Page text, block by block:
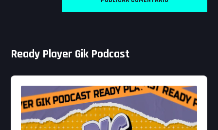
Ready Player Gik Podcast
Audio
Player